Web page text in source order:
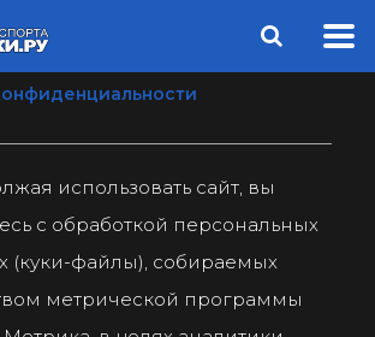
использовать сайт, вы
с обработкой персональных
(куки-файлы), собираемых
метрической программы